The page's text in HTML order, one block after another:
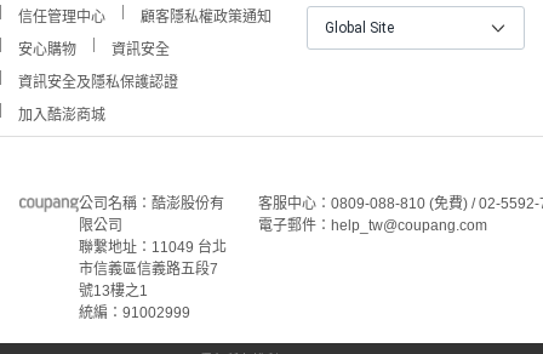
信任管理中心
顧客隱私權政策通知
安心購物
資訊安全
資訊安全及隱私保護認證
加入酷澎商城
Global Site
公司名稱：酷澎股份有
限公司
聯繫地址：11049 台北
市信義區信義路五段7
號13樓之1
統編：91002999
客服中心：0809-088-810 (免費) / 02-
電子郵件：help_tw@coupang.com